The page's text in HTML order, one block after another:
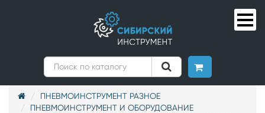
ПНЕВМОИНСТРУМЕНТ РАЗНОЕ
ПНЕВМОИНСТРУМЕНТ И ОБОРУДОВАНИЕ